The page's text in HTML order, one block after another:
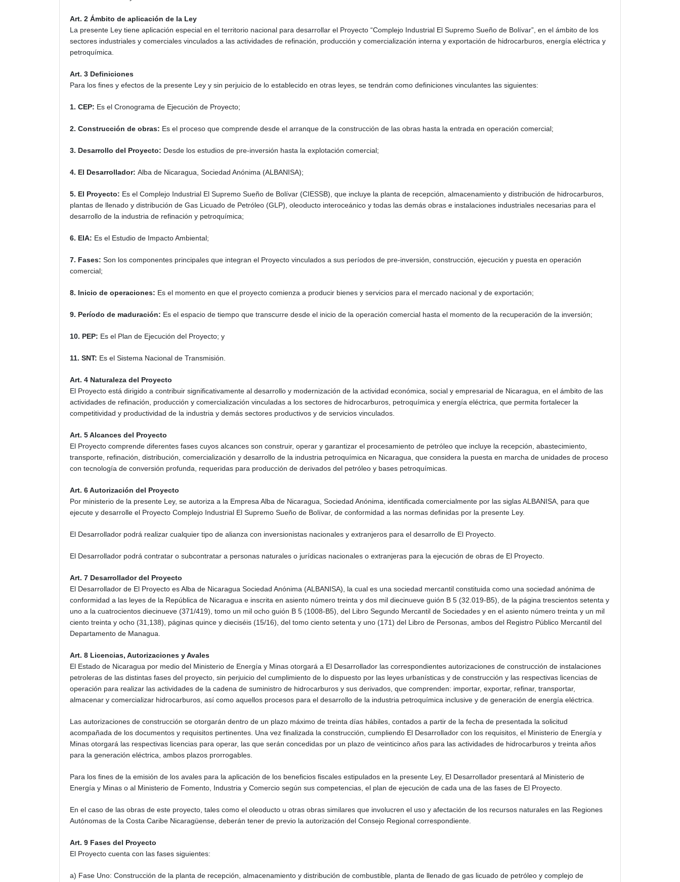
Art. 2 Ámbito de aplicación de la Ley
La presente Ley tiene aplicación especial en el territorio nacional para desarrollar el Proyecto “Complejo Industrial El Supremo Sueño de Bolívar”, en el ámbito de los
sectores industriales y comerciales vinculados a las actividades de refinación, producción y comercialización interna y exportación de hidrocarburos, energía eléctrica y
petroquímica.
Art. 3 Definiciones
Para los fines y efectos de la presente Ley y sin perjuicio de lo establecido en otras leyes, se tendrán como definiciones vinculantes las siguientes:
1. CEP: Es el Cronograma de Ejecución de Proyecto;
2. Construcción de obras: Es el proceso que comprende desde el arranque de la construcción de las obras hasta la entrada en operación comercial;
3. Desarrollo del Proyecto: Desde los estudios de pre-inversión hasta la explotación comercial;
4. El Desarrollador: Alba de Nicaragua, Sociedad Anónima (ALBANISA);
5. El Proyecto: Es el Complejo Industrial El Supremo Sueño de Bolívar (CIESSB), que incluye la planta de recepción, almacenamiento y distribución de hidrocarburos,
plantas de llenado y distribución de Gas Licuado de Petróleo (GLP), oleoducto interoceánico y todas las demás obras e instalaciones industriales necesarias para el
desarrollo de la industria de refinación y petroquímica;
6. EIA: Es el Estudio de Impacto Ambiental;
7. Fases: Son los componentes principales que integran el Proyecto vinculados a sus períodos de pre-inversión, construcción, ejecución y puesta en operación
comercial;
8. Inicio de operaciones: Es el momento en que el proyecto comienza a producir bienes y servicios para el mercado nacional y de exportación;
9. Período de maduración: Es el espacio de tiempo que transcurre desde el inicio de la operación comercial hasta el momento de la recuperación de la inversión;
10. PEP: Es el Plan de Ejecución del Proyecto; y
11. SNT: Es el Sistema Nacional de Transmisión.
Art. 4 Naturaleza del Proyecto
El Proyecto está dirigido a contribuir significativamente al desarrollo y modernización de la actividad económica, social y empresarial de Nicaragua, en el ámbito de las
actividades de refinación, producción y comercialización vinculadas a los sectores de hidrocarburos, petroquímica y energía eléctrica, que permita fortalecer la
competitividad y productividad de la industria y demás sectores productivos y de servicios vinculados.
Art. 5 Alcances del Proyecto
El Proyecto comprende diferentes fases cuyos alcances son construir, operar y garantizar el procesamiento de petróleo que incluye la recepción, abastecimiento,
transporte, refinación, distribución, comercialización y desarrollo de la industria petroquímica en Nicaragua, que considera la puesta en marcha de unidades de proceso
con tecnología de conversión profunda, requeridas para producción de derivados del petróleo y bases petroquímicas.
Art. 6 Autorización del Proyecto
Por ministerio de la presente Ley, se autoriza a la Empresa Alba de Nicaragua, Sociedad Anónima, identificada comercialmente por las siglas ALBANISA, para que
ejecute y desarrolle el Proyecto Complejo Industrial El Supremo Sueño de Bolívar, de conformidad a las normas definidas por la presente Ley.
El Desarrollador podrá realizar cualquier tipo de alianza con inversionistas nacionales y extranjeros para el desarrollo de El Proyecto.
El Desarrollador podrá contratar o subcontratar a personas naturales o jurídicas nacionales o extranjeras para la ejecución de obras de El Proyecto.
Art. 7 Desarrollador del Proyecto
El Desarrollador de El Proyecto es Alba de Nicaragua Sociedad Anónima (ALBANISA), la cual es una sociedad mercantil constituida como una sociedad anónima de
conformidad a las leyes de la República de Nicaragua e inscrita en asiento número treinta y dos mil diecinueve guión B 5 (32.019-B5), de la página trescientos setenta y
uno a la cuatrocientos diecinueve (371/419), tomo un mil ocho guión B 5 (1008-B5), del Libro Segundo Mercantil de Sociedades y en el asiento número treinta y un mil
ciento treinta y ocho (31,138), páginas quince y dieciséis (15/16), del tomo ciento setenta y uno (171) del Libro de Personas, ambos del Registro Público Mercantil del
Departamento de Managua.
Art. 8 Licencias, Autorizaciones y Avales
El Estado de Nicaragua por medio del Ministerio de Energía y Minas otorgará a El Desarrollador las correspondientes autorizaciones de construcción de instalaciones
petroleras de las distintas fases del proyecto, sin perjuicio del cumplimiento de lo dispuesto por las leyes urbanísticas y de construcción y las respectivas licencias de
operación para realizar las actividades de la cadena de suministro de hidrocarburos y sus derivados, que comprenden: importar, exportar, refinar, transportar,
almacenar y comercializar hidrocarburos, así como aquellos procesos para el desarrollo de la industria petroquímica inclusive y de generación de energía eléctrica.
Las autorizaciones de construcción se otorgarán dentro de un plazo máximo de treinta días hábiles, contados a partir de la fecha de presentada la solicitud
acompañada de los documentos y requisitos pertinentes. Una vez finalizada la construcción, cumpliendo El Desarrollador con los requisitos, el Ministerio de Energía y
Minas otorgará las respectivas licencias para operar, las que serán concedidas por un plazo de veinticinco años para las actividades de hidrocarburos y treinta años
para la generación eléctrica, ambos plazos prorrogables.
Para los fines de la emisión de los avales para la aplicación de los beneficios fiscales estipulados en la presente Ley, El Desarrollador presentará al Ministerio de
Energía y Minas o al Ministerio de Fomento, Industria y Comercio según sus competencias, el plan de ejecución de cada una de las fases de El Proyecto.
En el caso de las obras de este proyecto, tales como el oleoducto u otras obras similares que involucren el uso y afectación de los recursos naturales en las Regiones
Autónomas de la Costa Caribe Nicaragüense, deberán tener de previo la autorización del Consejo Regional correspondiente.
Art. 9 Fases del Proyecto
El Proyecto cuenta con las fases siguientes:
a) Fase Uno: Construcción de la planta de recepción, almacenamiento y distribución de combustible, planta de llenado de gas licuado de petróleo y complejo de